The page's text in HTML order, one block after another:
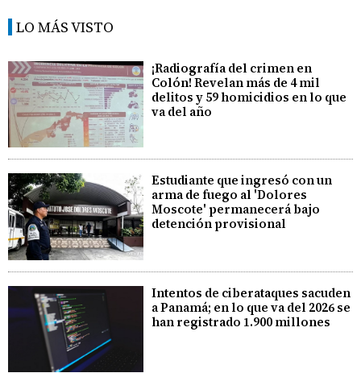
LO MÁS VISTO
¡Radiografía del crimen en
Colón! Revelan más de 4 mil
delitos y 59 homicidios en lo que
va del año
Estudiante que ingresó con un
arma de fuego al 'Dolores
Moscote' permanecerá bajo
detención provisional
Intentos de ciberataques sacuden
a Panamá; en lo que va del 2026 se
han registrado 1.900 millones